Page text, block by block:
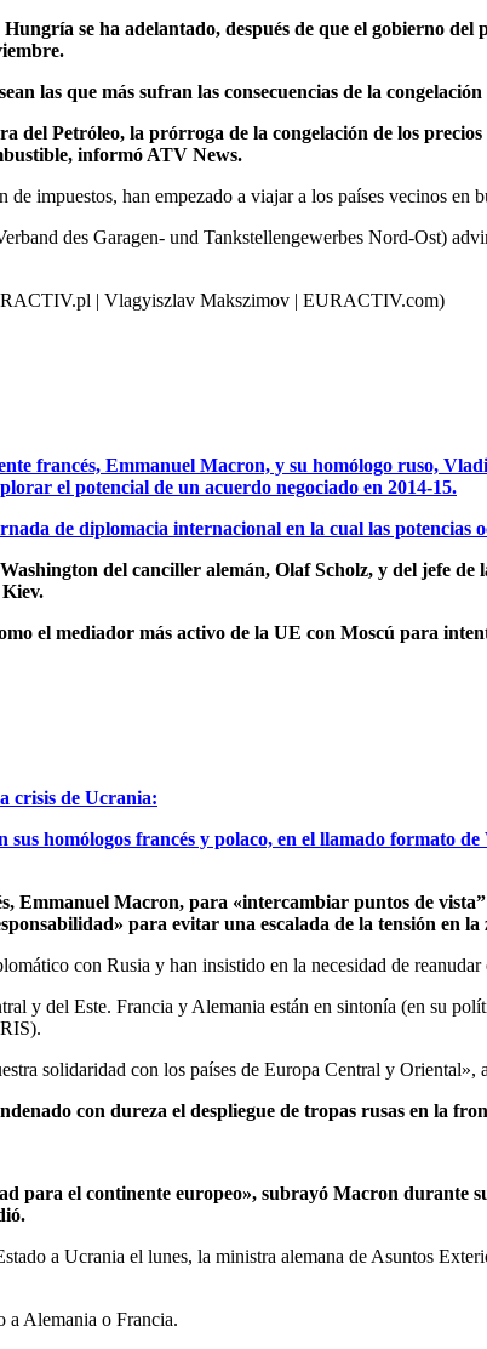
se ha adelantado, después de que el gobierno
las que más sufran las consecuencias de la
del Petróleo, la prórroga de la congelación de los
informó ATV News.
impuestos, han empezado a viajar a los países vecinos en
des Garagen- und Tankstellengewerbes Nord-Ost)
| Vlagyiszlav Makszimov | EURACTIV.com)
francés, Emmanuel Macron, y su homólogo ruso,
el potencial de un acuerdo negociado en 2014-15.
de diplomacia internacional en la cual las
del canciller alemán, Olaf Scholz, y del jefe
el mediador más activo de la UE con Moscú para
crisis de Ucrania:
homólogos francés y polaco, en el llamado formato
Emmanuel Macron, para «intercambiar puntos de
para evitar una escalada de la tensión en la
con Rusia y han insistido en la necesidad de
y del Este. Francia y Alemania están en sintonía (en su
solidaridad con los países de Europa Central y Oriental»,
con dureza el despliegue de tropas rusas en la
para el continente europeo», subrayó Macron durante
a Ucrania el lunes, la ministra alemana de Asuntos
a Alemania o Francia.